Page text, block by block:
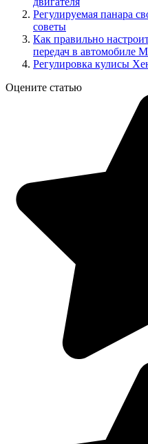
Регулируемая панара
советы
Как правильно
передач в автомобиле
Регулировка кулисы
Оцените статью